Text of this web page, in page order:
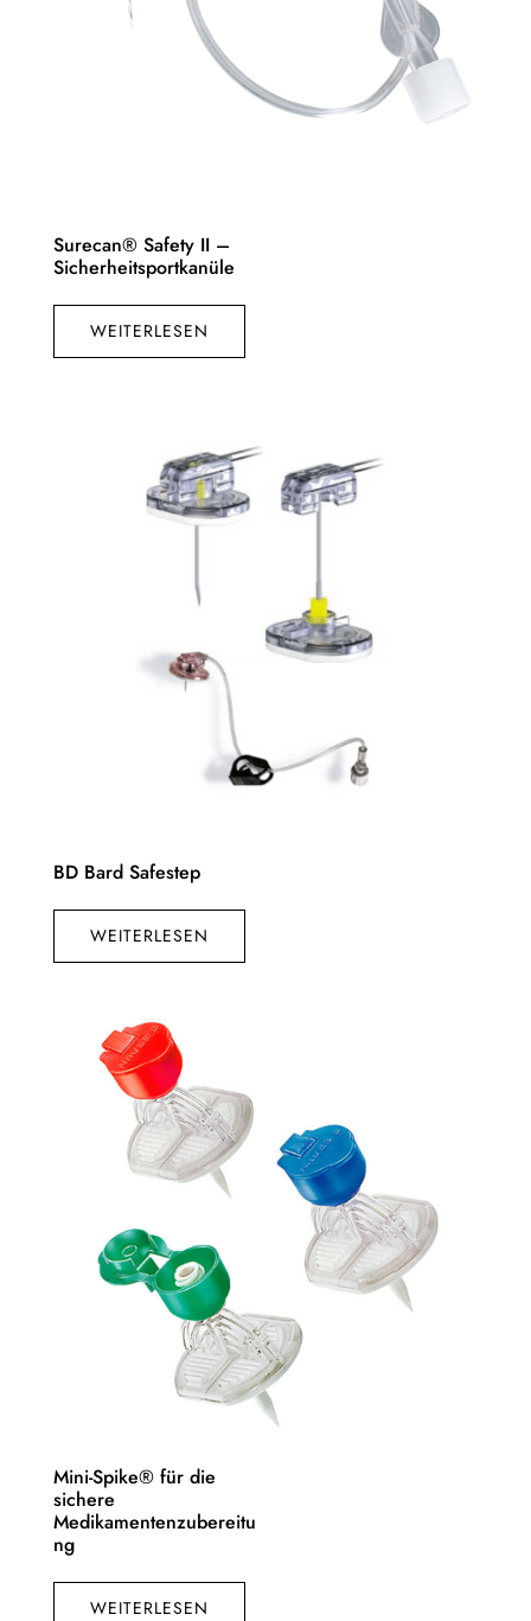
Surecan® Safety II –
Sicherheitsportkanüle
WEITERLESEN
BD Bard Safestep
WEITERLESEN
Mini-Spike® für die
sichere
Medikamentenzubereitu
ng
WEITERLESEN